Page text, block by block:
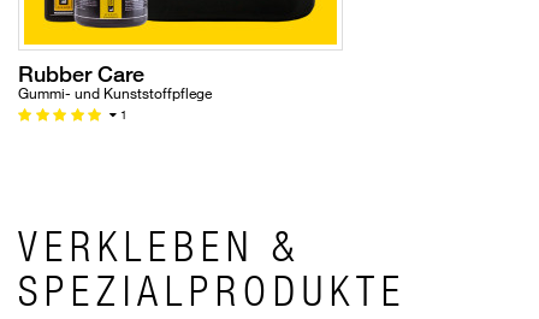
Rubber Care
Gummi- und Kunststoffpflege
1
VERKLEBEN &
SPEZIALPRODUKTE